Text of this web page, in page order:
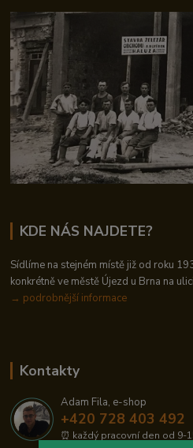
KDE NÁS NAJDETE?
Sídlíme na stejném místě již od roku
konkrétně ve městě Újezd u Brna na
→ podrobnější informace
Kontakty
Adam Fila, e-shop
+420 728 403 492
⏰ každý pracovní den od 9-